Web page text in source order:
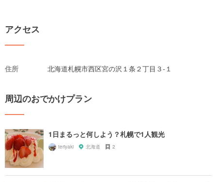
アクセス
住所 北海道札幌市西区宮の沢１条２丁目３-１
周辺のおでかけプラン
1日まるっと何しよう？札幌で1人観光
teriyaki 北海道 2